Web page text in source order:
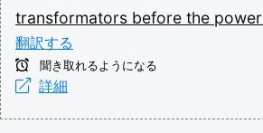
transformators before the power
翻訳する
聞き取れるようになる
詳細